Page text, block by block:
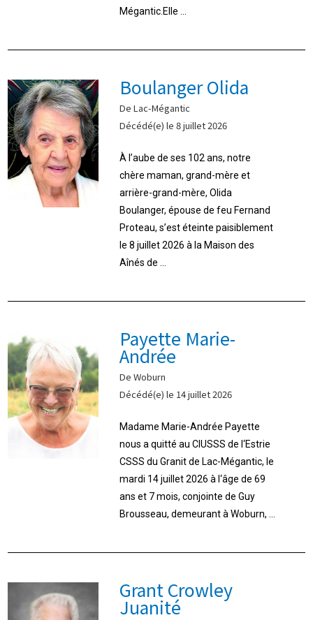
Mégantic.Elle ...
Boulanger Olida
De Lac-Mégantic
Décédé(e) le 8 juillet 2026
À l’aube de ses 102 ans, notre
chère maman, grand-mère et
arrière-grand-mère, Olida
Boulanger, épouse de feu Fernand
Proteau, s’est éteinte paisiblement
le 8 juillet 2026 à la Maison des
Aînés de ...
Payette Marie-
Andrée
De Woburn
Décédé(e) le 14 juillet 2026
Madame Marie-Andrée Payette
nous a quitté au CIUSSS de l‘Estrie
CSSS du Granit de Lac-Mégantic, le
mardi 14 juillet 2026 à l‘âge de 69
ans et 7 mois, conjointe de Guy
Brousseau, demeurant à Woburn, ...
Grant Crowley
Juanité